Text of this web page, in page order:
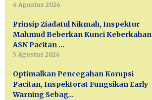
6 Agustus 2026
Prinsip Ziadatul Nikmah, Inspektur
Mahmud Beberkan Kunci Keberkahan
ASN Pacitan …
5 Agustus 2026
Optimalkan Pencegahan Korupsi
Pacitan, Inspektorat Fungsikan Early
Warning Sebag…